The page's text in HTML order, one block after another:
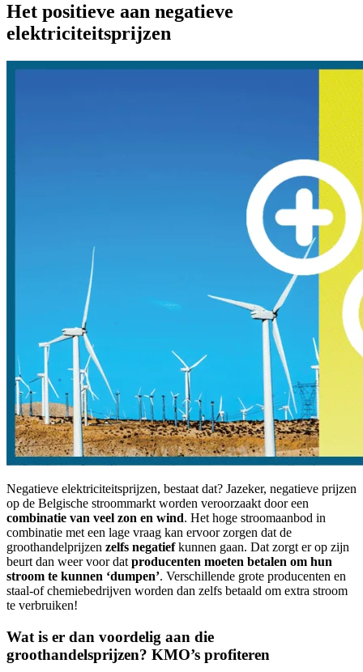
Het positieve aan negatieve
elektriciteitsprijzen
Negatieve elektriciteitsprijzen, bestaat dat? Jazeker, negatieve prijzen
op de Belgische stroommarkt worden veroorzaakt door een
combinatie van veel zon en wind. Het hoge stroomaanbod in
combinatie met een lage vraag kan ervoor zorgen dat de
groothandelprijzen zelfs negatiefkunnen gaan. Dat zorgt er op zijn
beurt dan weer voor dat producenten moeten betalen om hun
stroom te kunnen ‘dumpen’. Verschillende grote producenten en
staal-of chemiebedrijven worden dan zelfs betaald om extra stroom
te verbruiken!
Wat is er dan voordelig aan die
groothandelsprijzen? KMO’s profiteren